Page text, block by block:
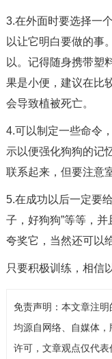
3.在外面时要选择一
以让它明白要做的事
以。记得随身携带塑
果是小便，建议在比
会导致植被死亡。
4.可以制定一些命令
示以便强化狗狗的记
联系起来，但要注意
5.在成功以后一定要
子，好狗狗”等等，
夸奖它，当然还可以
只要积极训练，相信
免责声明：本文章注
均源自网络、自媒体
许可，文章观点仅代